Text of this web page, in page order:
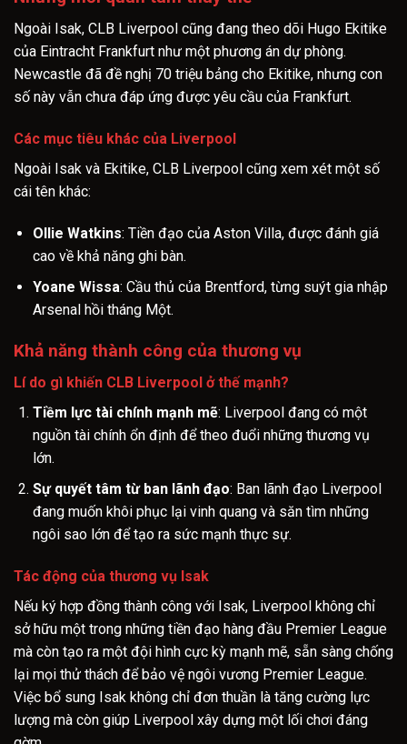
Ngoài Isak, CLB Liverpool cũng đang theo dõi Hugo Ekitike
của Eintracht Frankfurt như một phương án dự phòng.
Newcastle đã đề nghị 70 triệu bảng cho Ekitike, nhưng con
số này vẫn chưa đáp ứng được yêu cầu của Frankfurt.
Các mục tiêu khác của Liverpool
Ngoài Isak và Ekitike, CLB Liverpool cũng xem xét một số
cái tên khác:
Ollie Watkins: Tiền đạo của Aston Villa, được đánh giá
cao về khả năng ghi bàn.
Yoane Wissa: Cầu thủ của Brentford, từng suýt gia nhập
Arsenal hồi tháng Một.
Khả năng thành công của thương vụ
Lí do gì khiến CLB Liverpool ở thế mạnh?
Tiềm lực tài chính mạnh mẽ: Liverpool đang có một
nguồn tài chính ổn định để theo đuổi những thương vụ
lớn.
Sự quyết tâm từ ban lãnh đạo: Ban lãnh đạo Liverpool
đang muốn khôi phục lại vinh quang và săn tìm những
ngôi sao lớn để tạo ra sức mạnh thực sự.
Tác động của thương vụ Isak
Nếu ký hợp đồng thành công với Isak, Liverpool không chỉ
sở hữu một trong những tiền đạo hàng đầu Premier League
mà còn tạo ra một đội hình cực kỳ mạnh mẽ, sẵn sàng chống
lại mọi thử thách để bảo vệ ngôi vương Premier League.
Việc bổ sung Isak không chỉ đơn thuần là tăng cường lực
lượng mà còn giúp Liverpool xây dựng một lối chơi đáng